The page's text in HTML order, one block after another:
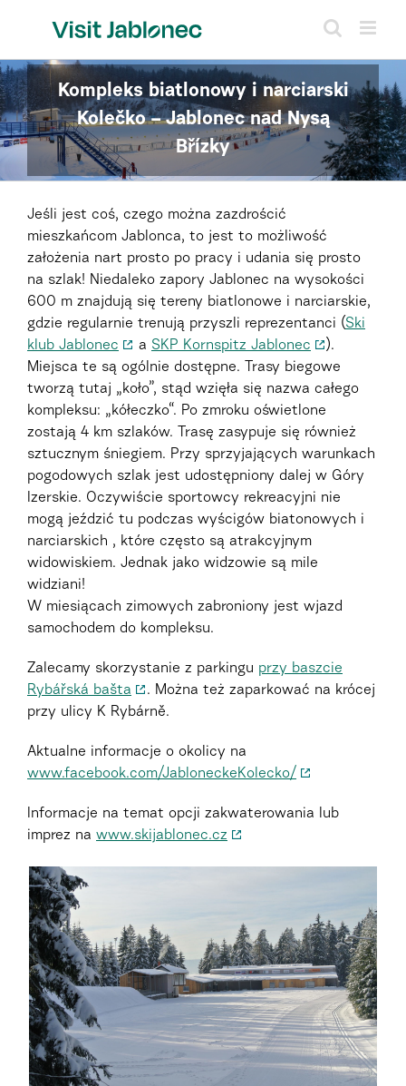
Kompleks biatlonowy i narciarski
Kolečko – Jablonec nad Nysą
Břízky
Jeśli jest coś, czego można zazdrościć
mieszkańcom Jablonca, to jest to możliwość
założenia nart prosto po pracy i udania się prosto
na szlak! Niedaleko zapory Jablonec na wysokości
600 m znajdują się tereny biatlonowe i narciarskie,
gdzie regularnie trenują przyszli reprezentanci (Ski
klub Jablonec
a SKP Kornspitz Jablonec ).
Miejsca te są ogólnie dostępne. Trasy biegowe
tworzą tutaj „koło”, stąd wzięła się nazwa całego
kompleksu: „kółeczko“. Po zmroku oświetlone
zostają 4 km szlaków. Trasę zasypuje się również
sztucznym śniegiem. Przy sprzyjających warunkach
pogodowych szlak jest udostępniony dalej w Góry
Izerskie. Oczywiście sportowcy rekreacyjni nie
mogą jeździć tu podczas wyścigów biatonowych i
narciarskich , które często są atrakcyjnym
widowiskiem. Jednak jako widzowie są mile
widziani!
W miesiącach zimowych zabroniony jest wjazd
samochodem do kompleksu.
Zalecamy skorzystanie z parkingu przy baszcie
Rybářská bašta
. Można też zaparkować na krócej
przy ulicy K Rybárně.
Aktualne informacje o okolicy na
www.facebook.com/JabloneckeKolecko/
Informacje na temat opcji zakwaterowania lub
imprez na www.skijablonec.cz